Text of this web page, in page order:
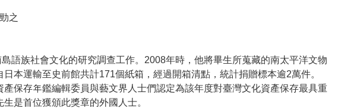
之
語族社會文化的研究調查工作。2008年時，他將畢生所蒐藏的南太平洋文物
本運輸至史前館共計171個紙箱，經過開箱清點，統計捐贈標本逾2萬件。
保存年鑑編輯委員與藝文界人士們認定為該年度對臺灣文化資產保存最具重
是首位獲頒此獎章的外國人士。